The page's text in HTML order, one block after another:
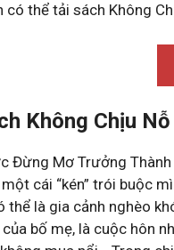
có thể tải sách Không
Không Chịu
Đừng Mơ Trưởng Thành
cái “kén” trói buộc
thể là gia cảnh nghèo
bố mẹ, là cuộc hôn